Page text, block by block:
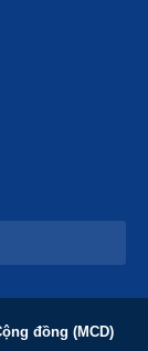
đồng (MCD)